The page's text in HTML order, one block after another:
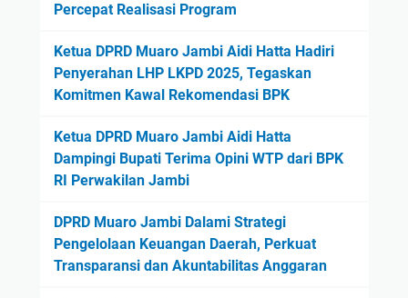
Percepat Realisasi Program
Ketua DPRD Muaro Jambi Aidi Hatta Hadiri
Penyerahan LHP LKPD 2025, Tegaskan
Komitmen Kawal Rekomendasi BPK
Ketua DPRD Muaro Jambi Aidi Hatta
Dampingi Bupati Terima Opini WTP dari BPK
RI Perwakilan Jambi
DPRD Muaro Jambi Dalami Strategi
Pengelolaan Keuangan Daerah, Perkuat
Transparansi dan Akuntabilitas Anggaran